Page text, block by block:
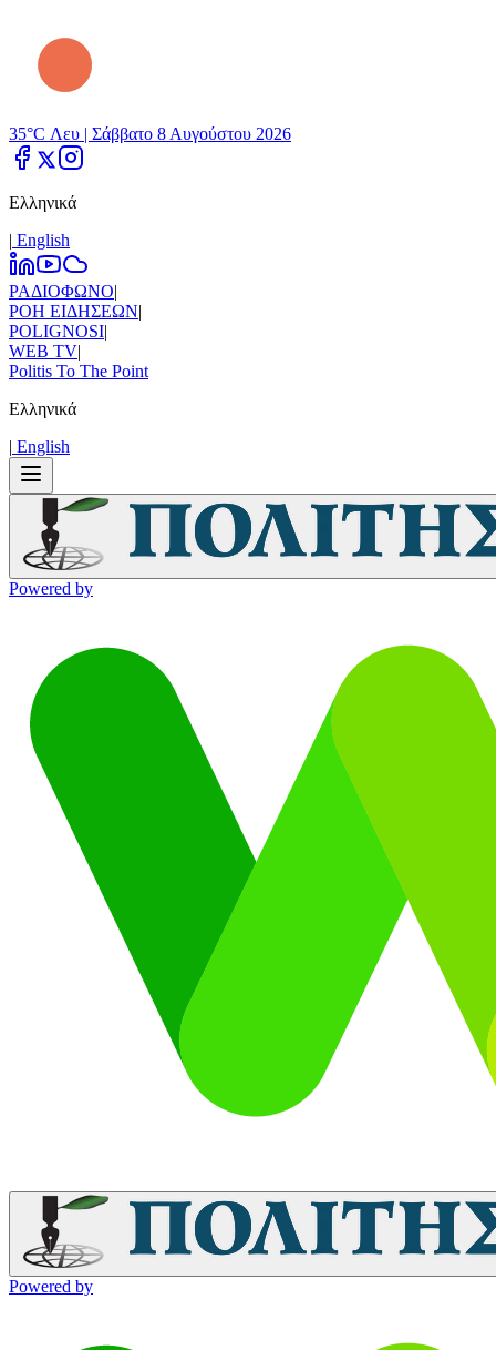
35°C Λευ | Σάββατο 8 Αυγούστου 2026
Ελληνικά
| Εnglish
ΡΑΔΙΟΦΩΝΟ|
ΡΟΗ ΕΙΔΗΣΕΩΝ|
POLIGNOSI|
WEB TV|
Politis To The Point
Ελληνικά
| Εnglish
Powered by
Powered by